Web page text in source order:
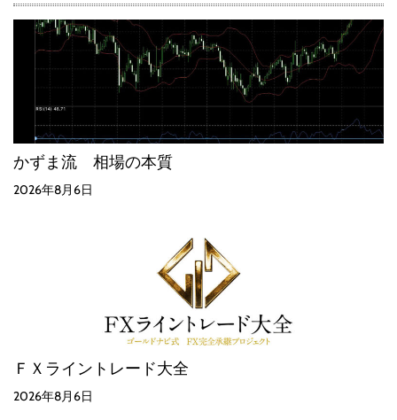
かずま流 相場の本質
2026年8月6日
ＦＸライントレード大全
2026年8月6日